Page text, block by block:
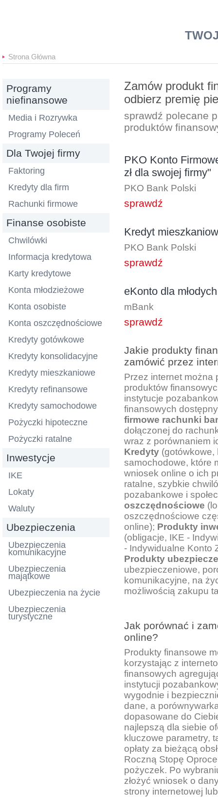
Strona Główna
Programy
niefinansowe
Media i Rozrywka
Programy Poleceń
Dla Twojej firmy
Faktoring
Kredyty dla firm
Rachunki firmowe
Finanse osobiste
Chwilówki
Informacja kredytowa
Karty kredytowe
Konta młodzieżowe
Konta osobiste
Konta oszczędnościowe
Kredyty gotówkowe
Kredyty konsolidacyjne
Kredyty mieszkaniowe
Kredyty refinansowe
Kredyty samochodowe
Pożyczki hipoteczne
Pożyczki ratalne
Inwestycje
IKE
Lokaty
Waluty
Ubezpieczenia
Ubezpieczenia
komunikacyjne
Ubezpieczenia
majątkowe
Ubezpieczenia na życie
Ubezpieczenia
turystyczne
Zamów produkt
odbierz premię
sprawdź polecane
produktów
PKO Konto
zł dla swojej firmy"
PKO Bank Polski
sprawdź
Kredyt
PKO Bank Polski
sprawdź
eKonto dla
mBank
sprawdź
Jakie produkty
zamówić przez
Przez internet można
produktów
instytucje
finansowych
firmowe rachunki
dołączonej do
wraz z porównaniem
Kredyty (gotówkowe,
samochodowe, które
wniosek online o ich
ratalne, szybkie
pozabankowe i
oszczędnościowe
oszczędnościowe
online); Produkty
(obligacje, IKE -
- Indywidualne Konto
Produkty
ubezpieczeniowe,
komunikacyjne, na
możliwością zakupu
Jak porównać i
online?
Produkty finansowe
korzystając z
finansowych
instytucji
wygodnie i
dane, a
dopasowane do
najlepszą dla siebie
kluczowe parametry,
opłaty za bieżącą
Roczną Stopę
pożyczek. Po
złożyć wniosek o
strony internetowej